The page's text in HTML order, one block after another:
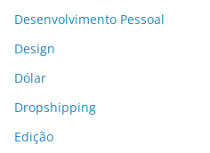
Desenvolvimento Pessoal
Design
Dólar
Dropshipping
Edição